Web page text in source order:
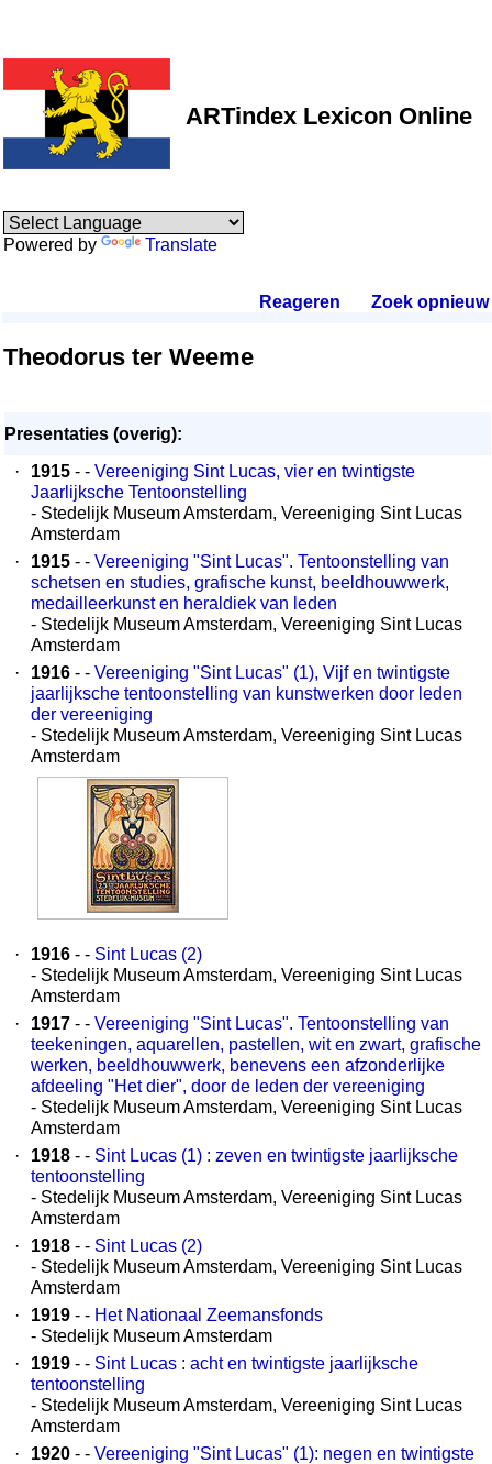
ARTindex Lexicon Online
Powered by Translate
Reageren Zoek opnieuw.
Theodorus ter Weeme
Presentaties (overig):
·
1915 - - Vereeniging Sint Lucas, vier en twintigste
Jaarlijksche Tentoonstelling
- Stedelijk Museum Amsterdam, Vereeniging Sint Lucas
Amsterdam
·
1915 - - Vereeniging "Sint Lucas". Tentoonstelling van
schetsen en studies, grafische kunst, beeldhouwwerk,
medailleerkunst en heraldiek van leden
- Stedelijk Museum Amsterdam, Vereeniging Sint Lucas
Amsterdam
·
1916 - - Vereeniging "Sint Lucas" (1), Vijf en twintigste
jaarlijksche tentoonstelling van kunstwerken door leden
der vereeniging
- Stedelijk Museum Amsterdam, Vereeniging Sint Lucas
Amsterdam
· 1916 - - Sint Lucas (2)
- Stedelijk Museum Amsterdam, Vereeniging Sint Lucas
Amsterdam
·
1917 - - Vereeniging "Sint Lucas". Tentoonstelling van
teekeningen, aquarellen, pastellen, wit en zwart, grafische
werken, beeldhouwwerk, benevens een afzonderlijke
afdeeling "Het dier", door de leden der vereeniging
- Stedelijk Museum Amsterdam, Vereeniging Sint Lucas
Amsterdam
·
1918 - - Sint Lucas (1) : zeven en twintigste jaarlijksche
tentoonstelling
- Stedelijk Museum Amsterdam, Vereeniging Sint Lucas
Amsterdam
·
1918 - - Sint Lucas (2)
- Stedelijk Museum Amsterdam, Vereeniging Sint Lucas
Amsterdam
·
1919 - - Het Nationaal Zeemansfonds
- Stedelijk Museum Amsterdam
·
1919 - - Sint Lucas : acht en twintigste jaarlijksche
tentoonstelling
- Stedelijk Museum Amsterdam, Vereeniging Sint Lucas
Amsterdam
·
1920 - - Vereeniging "Sint Lucas" (1): negen en twintigste